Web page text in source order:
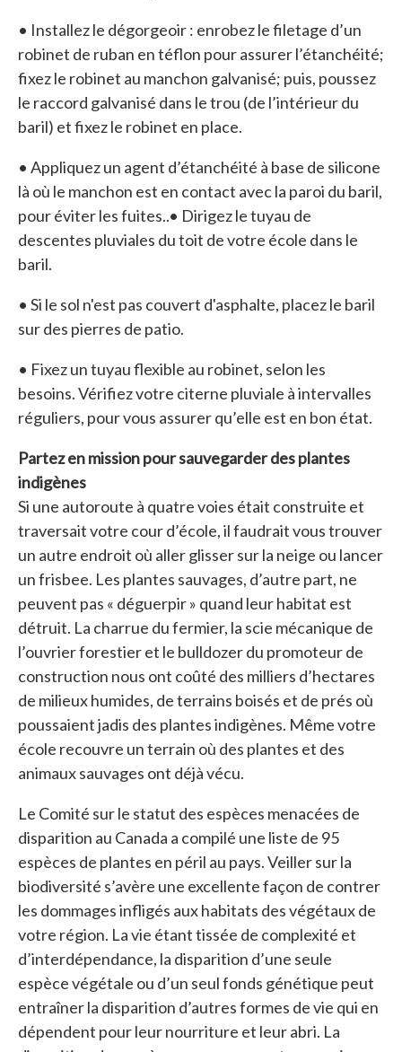
• Installez le dégorgeoir : enrobez le filetage d’un
robinet de ruban en téflon pour assurer l’étanchéité;
fixez le robinet au manchon galvanisé; puis, poussez
le raccord galvanisé dans le trou (de l’intérieur du
baril) et fixez le robinet en place.
• Appliquez un agent d’étanchéité à base de silicone
là où le manchon est en contact avec la paroi du baril,
pour éviter les fuites..• Dirigez le tuyau de
descentes pluviales du toit de votre école dans le
baril.
• Si le sol n'est pas couvert d'asphalte, placez le baril
sur des pierres de patio.
• Fixez un tuyau flexible au robinet, selon les
besoins. Vérifiez votre citerne pluviale à intervalles
réguliers, pour vous assurer qu’elle est en bon état.
Partez en mission pour sauvegarder des plantes
indigènes
Si une autoroute à quatre voies était construite et
traversait votre cour d’école, il faudrait vous trouver
un autre endroit où aller glisser sur la neige ou lancer
un frisbee. Les plantes sauvages, d’autre part, ne
peuvent pas « déguerpir » quand leur habitat est
détruit. La charrue du fermier, la scie mécanique de
l’ouvrier forestier et le bulldozer du promoteur de
construction nous ont coûté des milliers d’hectares
de milieux humides, de terrains boisés et de prés où
poussaient jadis des plantes indigènes. Même votre
école recouvre un terrain où des plantes et des
animaux sauvages ont déjà vécu.
Le Comité sur le statut des espèces menacées de
disparition au Canada a compilé une liste de 95
espèces de plantes en péril au pays. Veiller sur la
biodiversité s’avère une excellente façon de contrer
les dommages infligés aux habitats des végétaux de
votre région. La vie étant tissée de complexité et
d’interdépendance, la disparition d’une seule
espèce végétale ou d’un seul fonds génétique peut
entraîner la disparition d’autres formes de vie qui en
dépendent pour leur nourriture et leur abri. La